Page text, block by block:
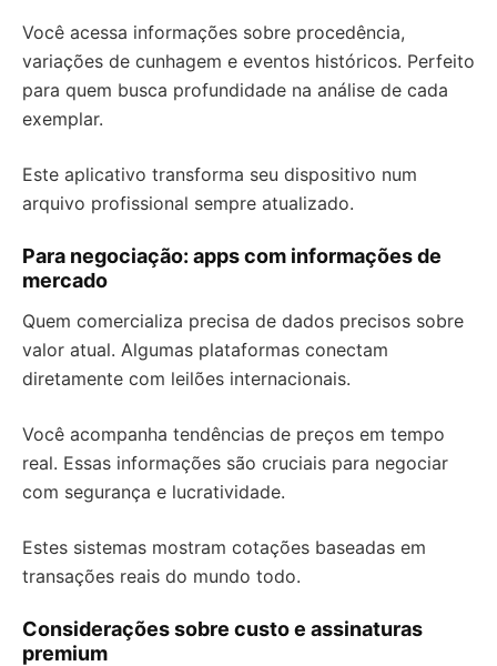
Você acessa informações sobre procedência,
variações de cunhagem e eventos históricos. Perfeito
para quem busca profundidade na análise de cada
exemplar.
Este aplicativo transforma seu dispositivo num
arquivo profissional sempre atualizado.
Para negociação: apps com informações de
mercado
Quem comercializa precisa de dados precisos sobre
valor atual. Algumas plataformas conectam
diretamente com leilões internacionais.
Você acompanha tendências de preços em tempo
real. Essas informações são cruciais para negociar
com segurança e lucratividade.
Estes sistemas mostram cotações baseadas em
transações reais do mundo todo.
Considerações sobre custo e assinaturas
premium